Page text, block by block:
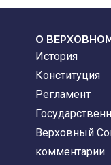
О
История
Конституция
Регламент
Верховный
комментарии